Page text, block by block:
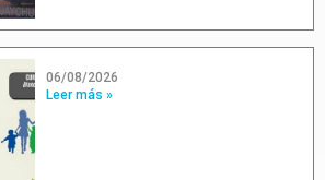
06/08/2026
Leer más »